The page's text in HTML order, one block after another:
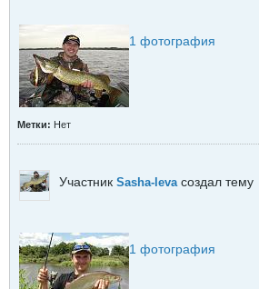
1 фотография
Метки: Нет
Участник Sasha-leva создал тему
1 фотография